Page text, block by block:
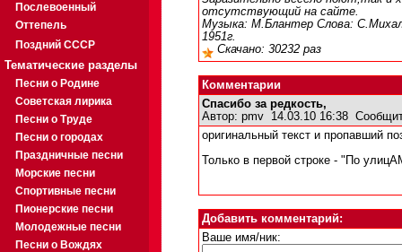
Послевоенный
Оттепель
Поздний СССР
Тематические разделы
Песни о Родине
Советская лирика
Песни о Труде
Песни о городах
Праздничные песни
Морские песни
Спортивные песни
Пионерские песни
Молодежные песни
Песни о Вождях
отсутствующий на сайте.
Музыка: М.Блантер Слова:
1951г.
Скачано: 30232 раз
Комментарии
Спасибо за редкость,
Автор: pmv 14.03.10 16:38
оригинальный текст и пропавший
Только в первой строке - "По
Добавить комментарий:
Ваше имя/ник: